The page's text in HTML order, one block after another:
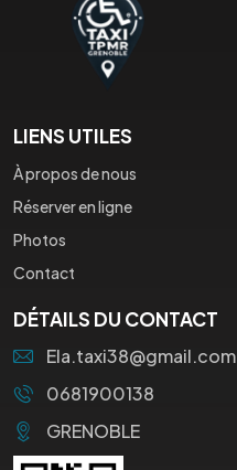
LIENS UTILES
À propos de nous
Réserver en ligne
Photos
Contact
DÉTAILS DU CONTACT
Ela.taxi38@gmail.com
0681900138
GRENOBLE